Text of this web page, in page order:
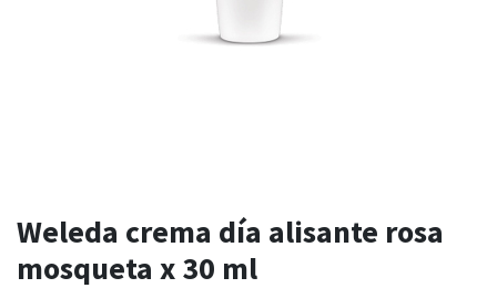
Weleda crema día alisante rosa
mosqueta x 30 ml